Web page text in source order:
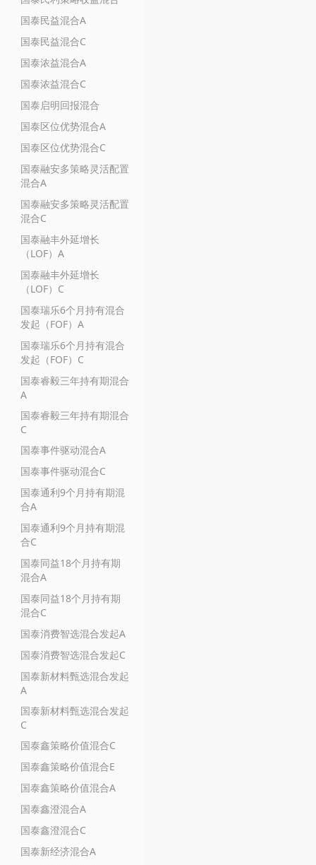
国泰民益混合A
国泰民益混合C
国泰浓益混合A
国泰浓益混合C
国泰启明回报混合
国泰区位优势混合A
国泰区位优势混合C
国泰融安多策略灵活配置
混合A
国泰融安多策略灵活配置
混合C
国泰融丰外延增长
（LOF）A
国泰融丰外延增长
（LOF）C
国泰瑞乐6个月持有混合
发起（FOF）A
国泰瑞乐6个月持有混合
发起（FOF）C
国泰睿毅三年持有期混合
A
国泰睿毅三年持有期混合
C
国泰事件驱动混合A
国泰事件驱动混合C
国泰通利9个月持有期混
合A
国泰通利9个月持有期混
合C
国泰同益18个月持有期
混合A
国泰同益18个月持有期
混合C
国泰消费智选混合发起A
国泰消费智选混合发起C
国泰新材料甄选混合发起
A
国泰新材料甄选混合发起
C
国泰鑫策略价值混合C
国泰鑫策略价值混合E
国泰鑫策略价值混合A
国泰鑫澄混合A
国泰鑫澄混合C
国泰新经济混合A